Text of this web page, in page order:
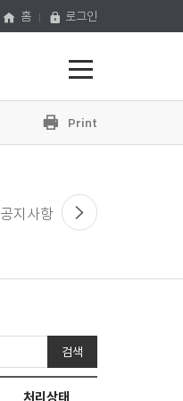
홈 로그인
공지사항
유
프
트
검색